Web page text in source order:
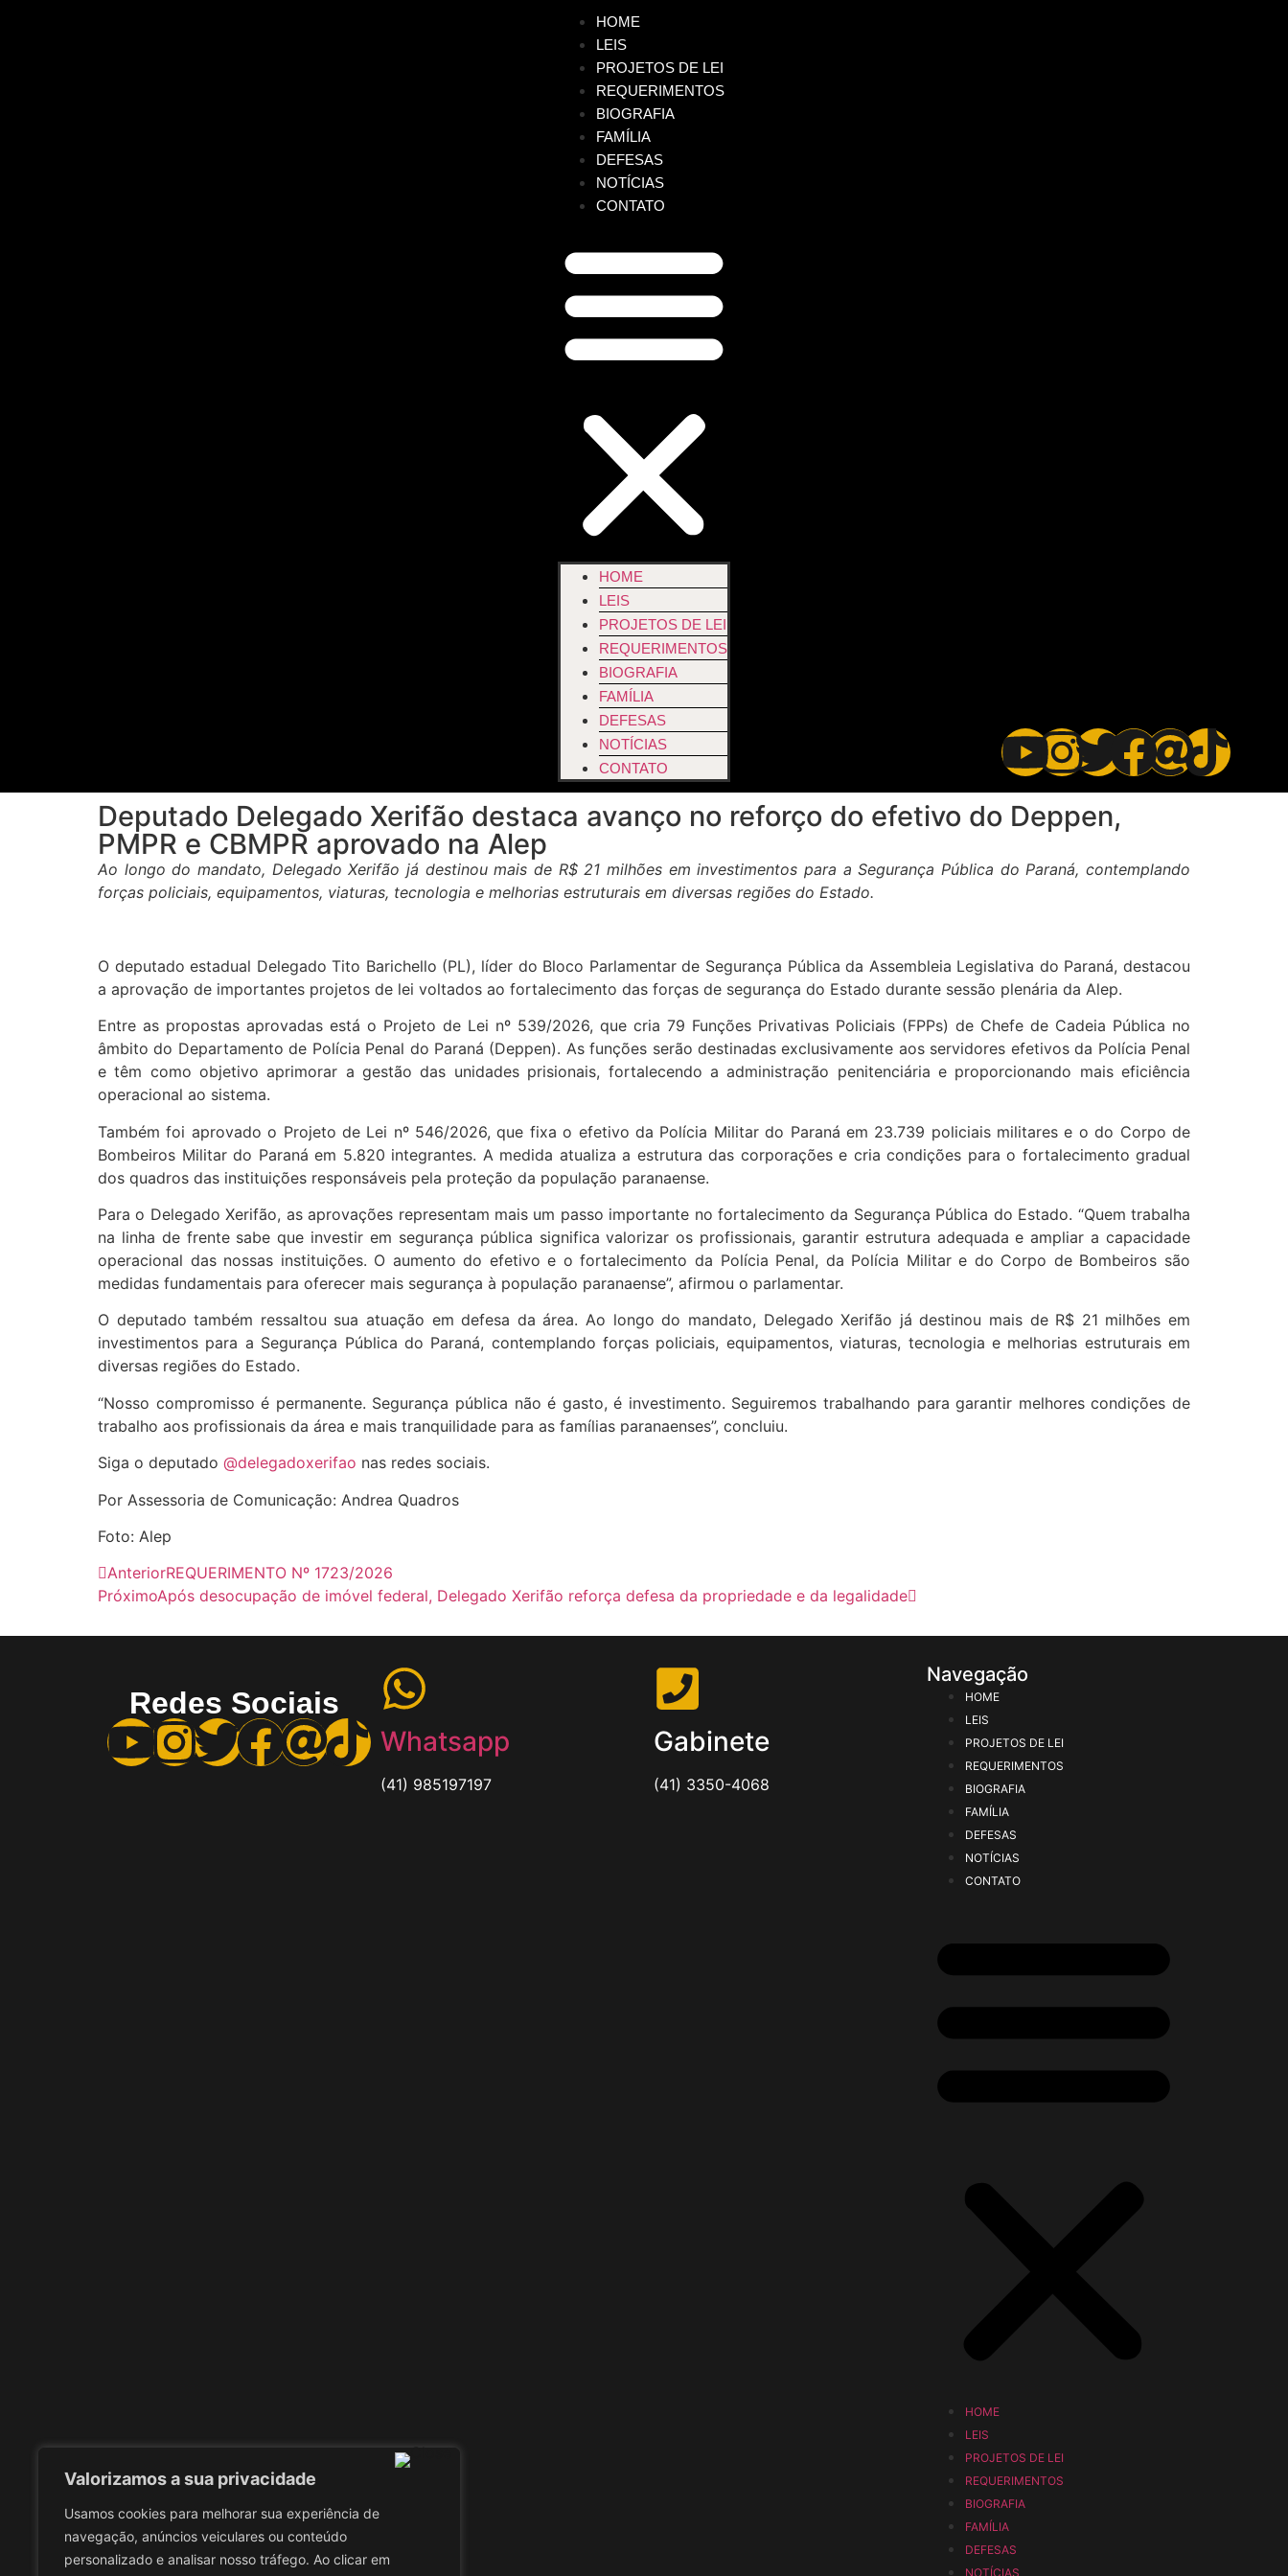
Valorizamos a sua privacidade
Usamos cookies para melhorar sua experiência de
navegação, anúncios veiculares ou conteúdo
personalizado e analisar nosso tráfego. Ao clicar em
HOME
LEIS
PROJETOS DE LEI
REQUERIMENTOS
BIOGRAFIA
FAMÍLIA
DEFESAS
NOTÍCIAS
CONTATO
HOME
LEIS
PROJETOS DE LEI
REQUERIMENTOS
BIOGRAFIA
FAMÍLIA
DEFESAS
NOTÍCIAS
CONTATO
Deputado Delegado Xerifão destaca avanço no reforço do efetivo do Deppen,
PMPR e CBMPR aprovado na Alep
Ao longo do mandato, Delegado Xerifão já destinou mais de R$ 21 milhões em investimentos para a Segurança Pública do Paraná, contemplando
forças policiais, equipamentos, viaturas, tecnologia e melhorias estruturais em diversas regiões do Estado.
O deputado estadual Delegado Tito Barichello (PL), líder do Bloco Parlamentar de Segurança Pública da Assembleia Legislativa do Paraná, destacou
a aprovação de importantes projetos de lei voltados ao fortalecimento das forças de segurança do Estado durante sessão plenária da Alep.
Entre as propostas aprovadas está o Projeto de Lei nº 539/2026, que cria 79 Funções Privativas Policiais (FPPs) de Chefe de Cadeia Pública no
âmbito do Departamento de Polícia Penal do Paraná (Deppen). As funções serão destinadas exclusivamente aos servidores efetivos da Polícia Penal
e têm como objetivo aprimorar a gestão das unidades prisionais, fortalecendo a administração penitenciária e proporcionando mais eficiência
operacional ao sistema.
Também foi aprovado o Projeto de Lei nº 546/2026, que fixa o efetivo da Polícia Militar do Paraná em 23.739 policiais militares e o do Corpo de
Bombeiros Militar do Paraná em 5.820 integrantes. A medida atualiza a estrutura das corporações e cria condições para o fortalecimento gradual
dos quadros das instituições responsáveis pela proteção da população paranaense.
Para o Delegado Xerifão, as aprovações representam mais um passo importante no fortalecimento da Segurança Pública do Estado. “Quem trabalha
na linha de frente sabe que investir em segurança pública significa valorizar os profissionais, garantir estrutura adequada e ampliar a capacidade
operacional das nossas instituições. O aumento do efetivo e o fortalecimento da Polícia Penal, da Polícia Militar e do Corpo de Bombeiros são
medidas fundamentais para oferecer mais segurança à população paranaense”, afirmou o parlamentar.
O deputado também ressaltou sua atuação em defesa da área. Ao longo do mandato, Delegado Xerifão já destinou mais de R$ 21 milhões em
investimentos para a Segurança Pública do Paraná, contemplando forças policiais, equipamentos, viaturas, tecnologia e melhorias estruturais em
diversas regiões do Estado.
“Nosso compromisso é permanente. Segurança pública não é gasto, é investimento. Seguiremos trabalhando para garantir melhores condições de
trabalho aos profissionais da área e mais tranquilidade para as famílias paranaenses”, concluiu.
Siga o deputado @delegadoxerifao nas redes sociais.
Por Assessoria de Comunicação: Andrea Quadros
Foto: Alep
AnteriorREQUERIMENTO Nº 1723/2026
PróximoApós desocupação de imóvel federal, Delegado Xerifão reforça defesa da propriedade e da legalidade
Redes Sociais
Whatsapp
(41) 985197197
Gabinete
(41) 3350-4068
Navegação
HOME
LEIS
PROJETOS DE LEI
REQUERIMENTOS
BIOGRAFIA
FAMÍLIA
DEFESAS
NOTÍCIAS
CONTATO
HOME
LEIS
PROJETOS DE LEI
REQUERIMENTOS
BIOGRAFIA
FAMÍLIA
DEFESAS
NOTÍCIAS